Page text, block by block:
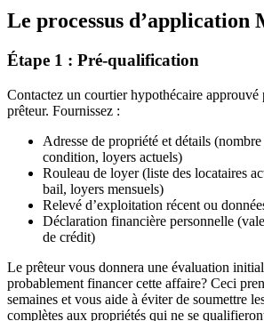
Le processus
Étape 1 : Pré-qualification
Contactez un courtier hypothécaire
prêteur. Fournissez :
Adresse de propriété et détails (nombre
condition, loyers actuels)
Rouleau de loyer (liste des locataires
bail, loyers mensuels)
Relevé d’exploitation récent ou
Déclaration financière personnelle
de crédit)
Le prêteur vous donnera une évaluation
probablement financer cette affaire? Ceci
semaines et vous aide à éviter de soumettre
complètes aux propriétés qui ne se